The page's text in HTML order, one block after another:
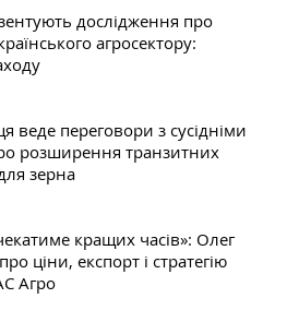
дослідження про
агросектору:
веде переговори з сусідніми
розширення транзитних
зерна
кращих часів»: Олег
ціни, експорт і стратегію
Агро